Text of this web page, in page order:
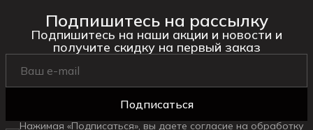
Подпишитесь на рассылку
Подпишитесь на наши акции и новости и
получите скидку на первый заказ
Подписаться
Нажимая «Подписаться», вы даете согласие на обработку